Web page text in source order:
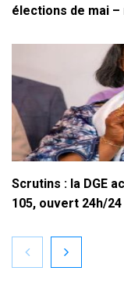
élections de mai –
Scrutins : la DGE
105, ouvert 24h/